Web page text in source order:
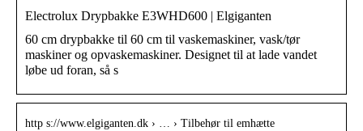
Electrolux Drypbakke E3WHD600 | Elgiganten
60 cm drypbakke til 60 cm til vaskemaskiner, vask/tør
maskiner og opvaskemaskiner. Designet til at lade vandet
løbe ud foran, så s
http s://www.elgiganten.dk › … › Tilbehør til emhætte